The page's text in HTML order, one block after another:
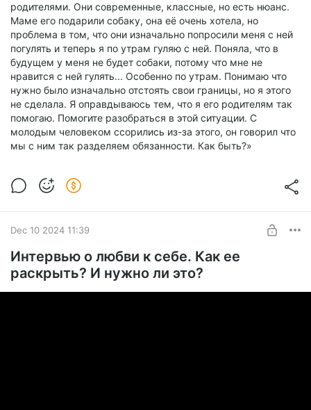
родителями. Они современные, классные, но есть нюанс.
Маме его подарили собаку, она её очень хотела, но
проблема в том, что они изначально попросили меня с ней
погулять и теперь я по утрам гуляю с ней. Поняла, что в
будущем у меня не будет собаки, потому что мне не
нравится с ней гулять... Особенно по утрам. Понимаю что
нужно было изначально отстоять свои границы, но я этого
не сделала. Я оправдываюсь тем, что я его родителям так
помогаю. Помогите разобраться в этой ситуации. С
молодым человеком ссорились из-за этого, он говорил что
мы с ним так разделяем обязанности. Как быть?»
Dec 10 2024 11:39
Интервью о любви к себе. Как ее
раскрыть? И нужно ли это?